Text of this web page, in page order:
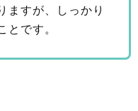
ますが、しっかり
とです。